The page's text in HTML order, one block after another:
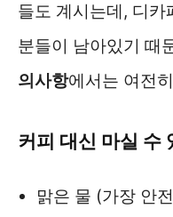
들도 계시는데, 디카
분들이 남아있기 때
의사항에서는 여전
커피 대신 마실 수
맑은 물 (가장 안